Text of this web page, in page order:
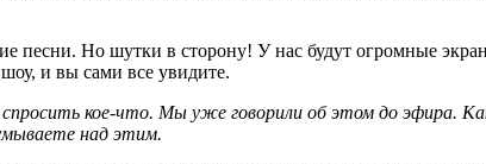
песни. Но шутки в сторону! У нас будут огромные
и вы сами все увидите.
кое-что. Мы уже говорили об этом до эфира.
над этим.